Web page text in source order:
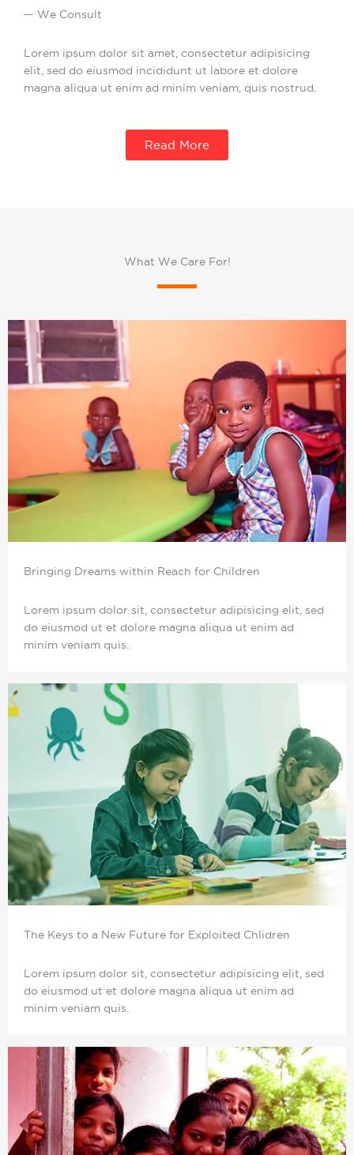
— We Consult
Lorem ipsum dolor sit amet, consectetur adipisicing
elit, sed do eiusmod incididunt ut labore et dolore
magna aliqua ut enim ad minim veniam, quis nostrud.
Read More
What We Care For!
Bringing Dreams within Reach for Children
Lorem ipsum dolor sit, consectetur adipisicing elit, sed
do eiusmod ut et dolore magna aliqua ut enim ad
minim veniam quis.
The Keys to a New Future for Exploited Chlidren
Lorem ipsum dolor sit, consectetur adipisicing elit, sed
do eiusmod ut et dolore magna aliqua ut enim ad
minim veniam quis.